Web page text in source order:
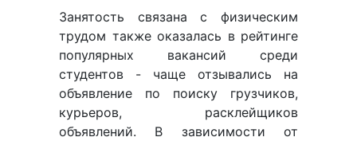
Занятость связана с физическим
трудом также оказалась в рейтинге
популярных вакансий среди
студентов - чаще отзывались на
объявление по поиску грузчиков,
курьеров, расклейщиков
объявлений. В зависимости от